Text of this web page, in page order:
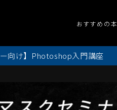
おすすめの本
ー向け】Photoshop入門講座